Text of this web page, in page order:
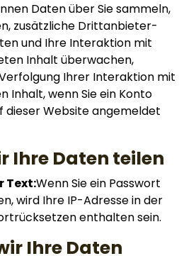
Daten über Sie sammeln,
zusätzliche Drittanbieter-
und Ihre Interaktion mit
Inhalt überwachen,
Ihrer Interaktion mit
Inhalt, wenn Sie ein Konto
dieser Website angemeldet
Ihre Daten teilen
Text:Wenn Sie ein Passwort
wird Ihre IP-Adresse in der
enthalten sein.
Ihre Daten